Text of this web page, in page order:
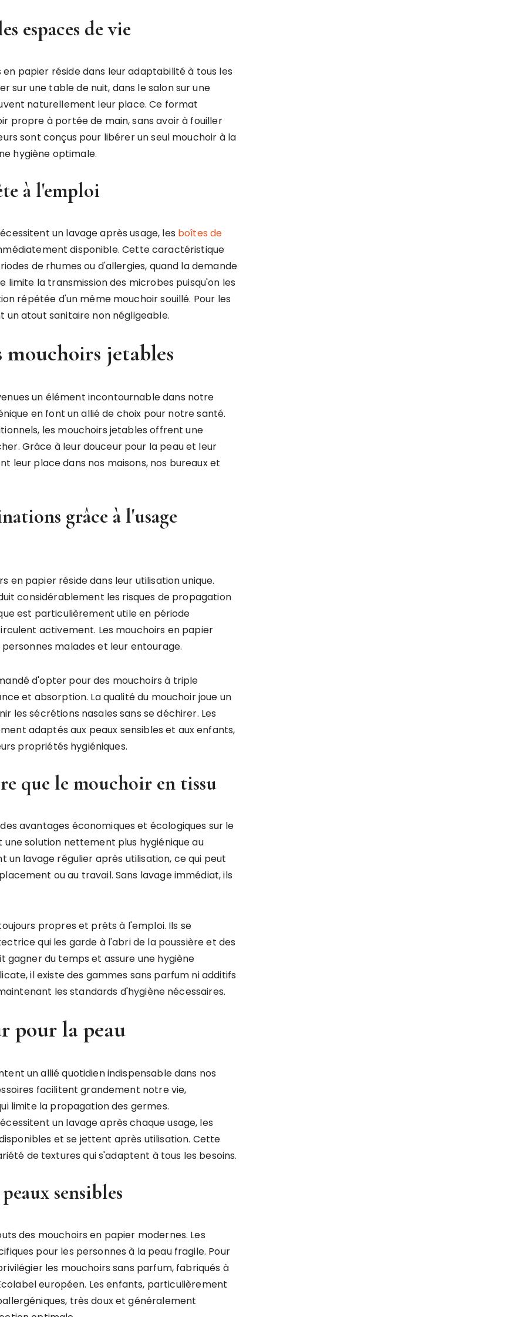
espaces de vie
papier réside dans leur adaptabilité à tous les
sur une table de nuit, dans le salon sur une
naturellement leur place. Ce format
propre à portée de main, sans avoir à fouiller
sont conçus pour libérer un seul mouchoir à la
hygiène optimale.
à l'emploi
un lavage après usage, les boîtes de
disponible. Cette caractéristique
de rhumes ou d'allergies, quand la demande
limite la transmission des microbes puisqu'on les
répétée d'un même mouchoir souillé. Pour les
atout sanitaire non négligeable.
mouchoirs jetables
un élément incontournable dans notre
en font un allié de choix pour notre santé.
les mouchoirs jetables offrent une
Grâce à leur douceur pour la peau et leur
leur place dans nos maisons, nos bureaux et
grâce à l'usage
en papier réside dans leur utilisation unique.
considérablement les risques de propagation
est particulièrement utile en période
activement. Les mouchoirs en papier
malades et leur entourage.
d'opter pour des mouchoirs à triple
et absorption. La qualité du mouchoir joue un
les sécrétions nasales sans se déchirer. Les
adaptés aux peaux sensibles et aux enfants,
propriétés hygiéniques.
que le mouchoir en tissu
avantages économiques et écologiques sur le
solution nettement plus hygiénique au
un lavage régulier après utilisation, ce qui peut
ou au travail. Sans lavage immédiat, ils
propres et prêts à l'emploi. Ils se
qui les garde à l'abri de la poussière et des
du temps et assure une hygiène
il existe des gammes sans parfum ni additifs
les standards d'hygiène nécessaires.
pour la peau
un allié quotidien indispensable dans nos
facilitent grandement notre vie,
limite la propagation des germes.
un lavage après chaque usage, les
et se jettent après utilisation. Cette
de textures qui s'adaptent à tous les besoins.
sensibles
des mouchoirs en papier modernes. Les
pour les personnes à la peau fragile. Pour
les mouchoirs sans parfum, fabriqués à
européen. Les enfants, particulièrement
très doux et généralement